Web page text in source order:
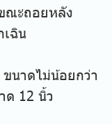
ณะถอยหลัง
ฉิน
นาดไม่น้อยกว่า
ด 12 นิ้ว